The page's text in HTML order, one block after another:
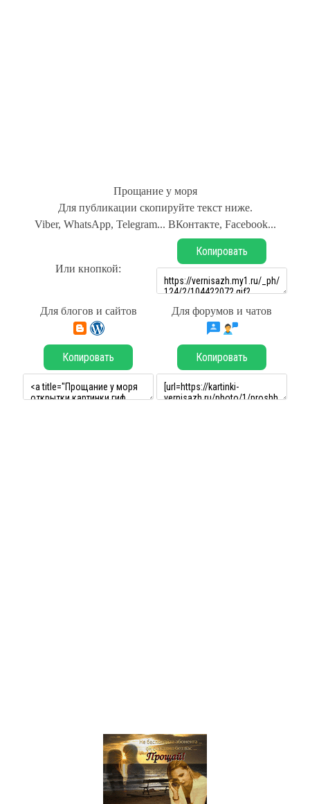
Прощание у моря
Для публикации скопируйте текст ниже.
Viber, WhatsApp, Telegram... ВКонтакте, Facebook...
Или кнопкой:
Копировать
Для блогов и сайтов Для форумов и чатов
Копировать Копировать